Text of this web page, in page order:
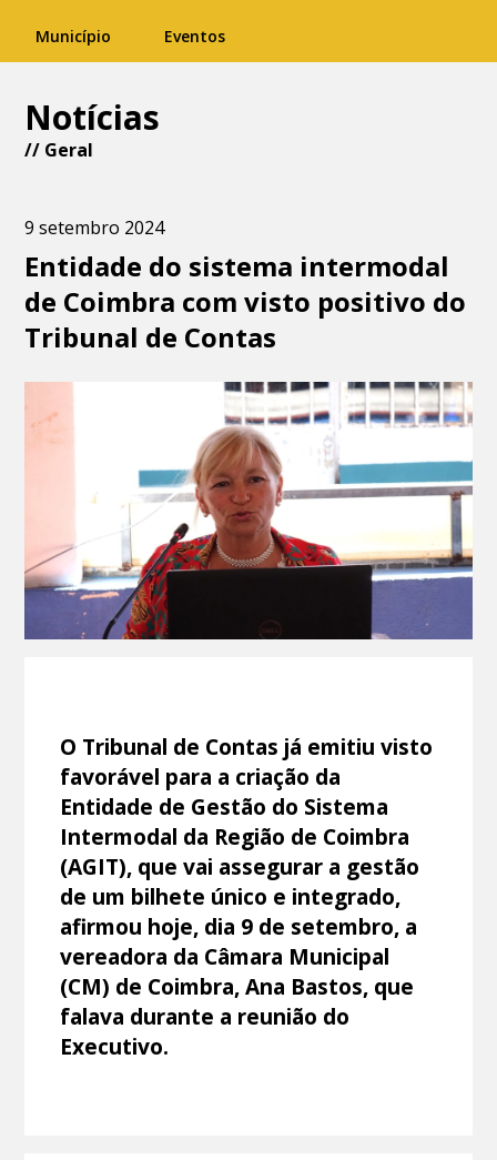
Município Eventos
Notícias
// Geral
9 setembro 2024
Entidade do sistema intermodal
de Coimbra com visto positivo do
Tribunal de Contas
O Tribunal de Contas já emitiu visto
favorável para a criação da
Entidade de Gestão do Sistema
Intermodal da Região de Coimbra
(AGIT), que vai assegurar a gestão
de um bilhete único e integrado,
afirmou hoje, dia 9 de setembro, a
vereadora da Câmara Municipal
(CM) de Coimbra, Ana Bastos, que
falava durante a reunião do
Executivo.